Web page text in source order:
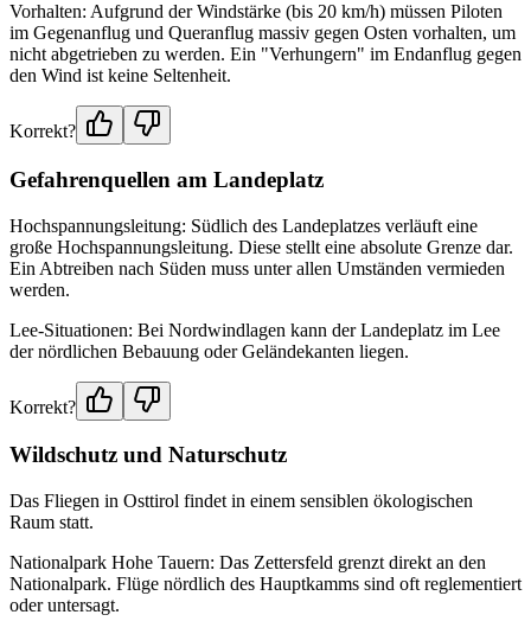
Vorhalten: Aufgrund der Windstärke (bis 20 km/h) müssen Piloten
im Gegenanflug und Queranflug massiv gegen Osten vorhalten, um
nicht abgetrieben zu werden. Ein "Verhungern" im Endanflug gegen
den Wind ist keine Seltenheit.
Korrekt?
Gefahrenquellen am Landeplatz
Hochspannungsleitung: Südlich des Landeplatzes verläuft eine
große Hochspannungsleitung. Diese stellt eine absolute Grenze dar.
Ein Abtreiben nach Süden muss unter allen Umständen vermieden
werden.
Lee-Situationen: Bei Nordwindlagen kann der Landeplatz im Lee
der nördlichen Bebauung oder Geländekanten liegen.
Korrekt?
Wildschutz und Naturschutz
Das Fliegen in Osttirol findet in einem sensiblen ökologischen
Raum statt.
Nationalpark Hohe Tauern: Das Zettersfeld grenzt direkt an den
Nationalpark. Flüge nördlich des Hauptkamms sind oft reglementiert
oder untersagt.